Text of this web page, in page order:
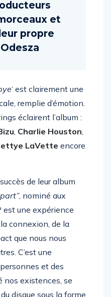
et
propre
‘ est clairement une
remplie d’émotion.
éclairent l’album :
,Charlie Houston,
de leur album
, nominé aux
est une expérience
connexion, de la
que nous nous
C’est une
et des
nos existences, se